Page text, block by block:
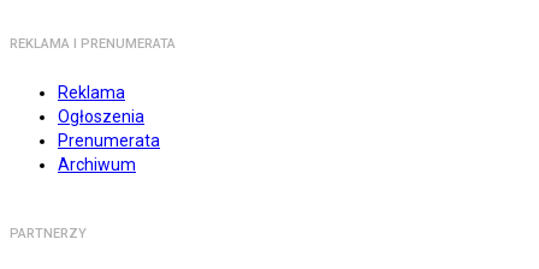
REKLAMA I PRENUMERATA
Reklama
Ogłoszenia
Prenumerata
Archiwum
PARTNERZY